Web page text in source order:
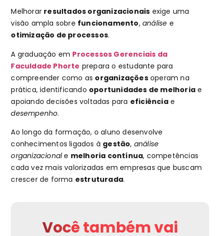
Melhorar resultados organizacionais exige uma
visão ampla sobre funcionamento,análise e
otimização de processos.
A graduação em Processos Gerenciais da
Faculdade Phorte prepara o estudante para
compreender como as organizaçõesoperam na
prática, identificando oportunidades de melhoria e
apoiando decisões voltadas para eficiênciae
desempenho.
Ao longo da formação, o aluno desenvolve
conhecimentos ligados à gestão, análise
organizacionale melhoria contínua, competências
cada vez mais valorizadas em empresas que buscam
crescer de forma estruturada.
Você também vai